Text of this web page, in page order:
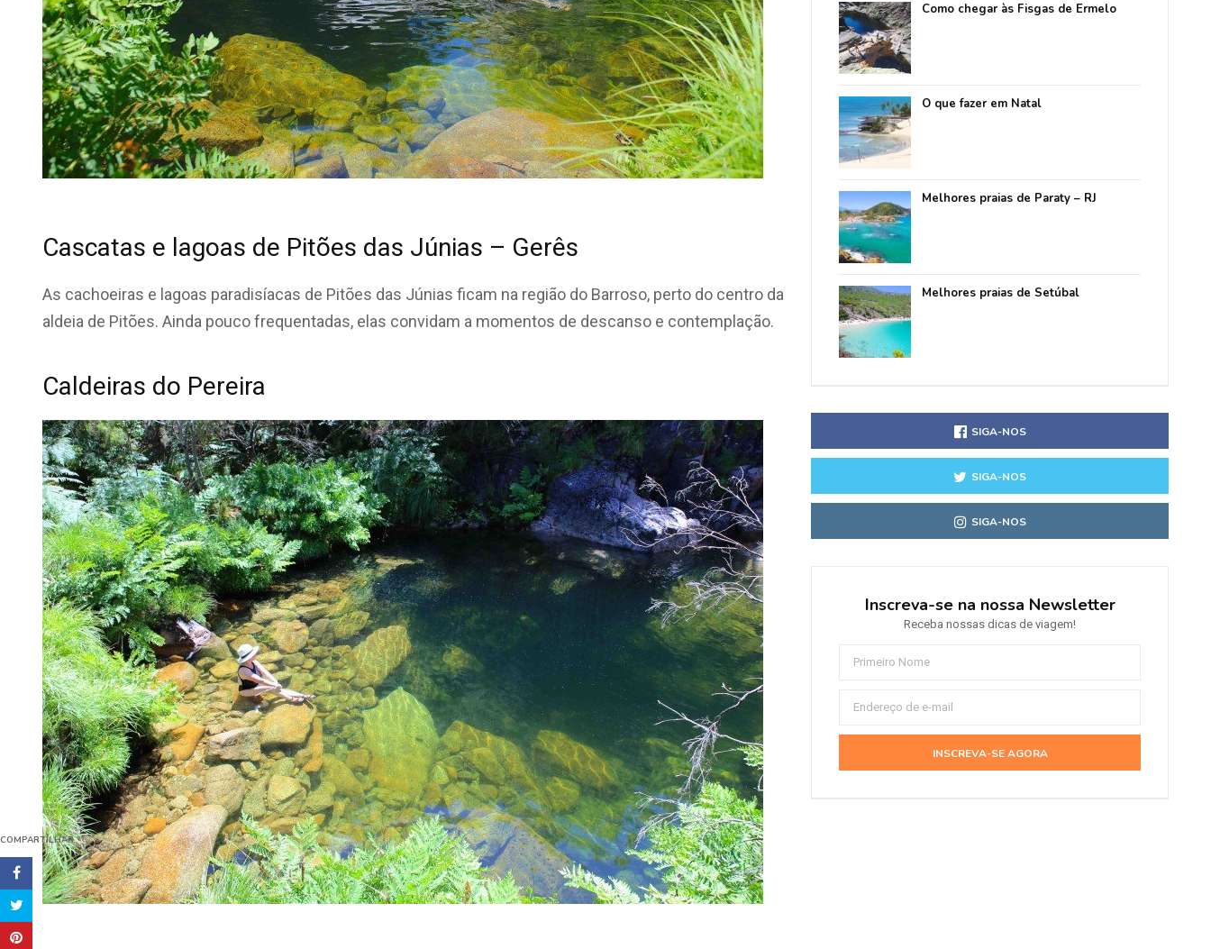
COMPARTILHAR
Cascatas e lagoas de Pitões das Júnias – Gerês
As cachoeiras e lagoas paradisíacas de Pitões das Júnias ficam na região do Barroso, perto do centro da
aldeia de Pitões. Ainda pouco frequentadas, elas convidam a momentos de descanso e contemplação.
Caldeiras do Pereira
Como chegar às Fisgas de Ermelo
O que fazer em Natal
Melhores praias de Paraty – RJ
Melhores praias de Setúbal
SIGA-NOS
SIGA-NOS
SIGA-NOS
Inscreva-se na nossa Newsletter
Receba nossas dicas de viagem!